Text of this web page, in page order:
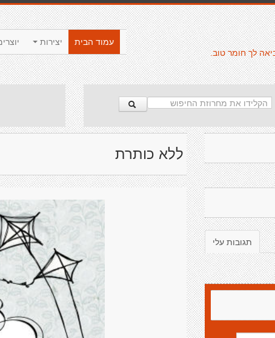
יצירות
עמוד הבית
לך חומר טוב.
ללא כותרת
תגובות עלי